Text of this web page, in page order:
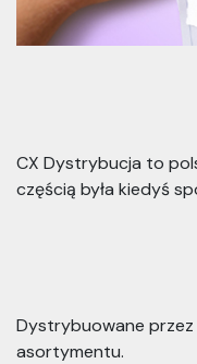
CX Dystrybucja to
częścią była kiedyś
Dystrybuowane przez
asortymentu.